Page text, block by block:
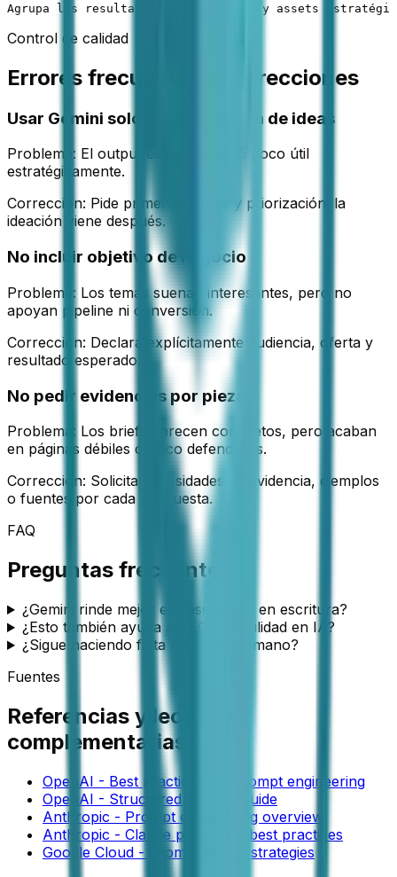
Agrupa los resultados en quick wins y assets
Control de calidad
Errores frecuentes y correcciones
Usar Gemini solo como máquina de ideas
Problema: El output es amplio pero poco útil
estratégicamente.
Corrección: Pide primero síntesis y priorización; la
ideación viene después.
No incluir objetivo de negocio
Problema: Los temas suenan interesantes, pero no
apoyan pipeline ni conversión.
Corrección: Declara explícitamente audiencia, oferta y
resultado esperado.
No pedir evidencias por pieza
Problema: Los briefs parecen completos, pero acaban
en páginas débiles o poco defendibles.
Corrección: Solicita necesidades de evidencia, ejemplos
o fuentes por cada propuesta.
FAQ
Preguntas frecuentes
¿Gemini rinde mejor en research o en escritura?
¿Esto también ayuda a GEO y visibilidad en IA?
¿Sigue haciendo falta un editor humano?
Fuentes
Referencias y lecturas
complementarias
OpenAI - Best practices for prompt engineering
OpenAI - Structured outputs guide
Anthropic - Prompt engineering overview
Anthropic - Claude prompting best practices
Google Cloud - Prompt design strategies